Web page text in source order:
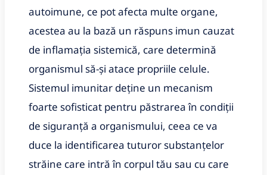
autoimune, ce pot afecta multe organe,
acestea au la bază un răspuns imun cauzat
de inflamația sistemică, care determină
organismul să-și atace propriile celule.
Sistemul imunitar deține un mecanism
foarte sofisticat pentru păstrarea în condiții
de siguranță a organismului, ceea ce va
duce la identificarea tuturor substanțelor
străine care intră în corpul tău sau cu care